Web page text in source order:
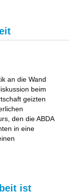
an die Wand
beim
geizten
den die ABDA
in eine
ist